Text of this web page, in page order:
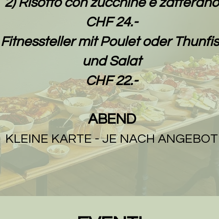
CHF 24.-
mit Poulet oder
und Salat
CHF 22.-
ABEND
KLEINE KARTE - JE NACH ANGEBOT